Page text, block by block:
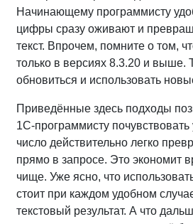
Начинающему программисту
цифры сразу оживают и
текст. Впрочем, помните о том,
только в версиях 8.3.20 и выше.
обновиться и использовать
Приведённые здесь подходы
1С-программисту почувствовать
число действительно легко
прямо в запросе. Это экономит
чище. Уже ясно, что
стоит при каждом удобном
текстовый результат. А что